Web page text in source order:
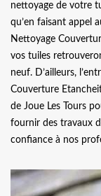
nettoyage de votre
qu’en faisant appel
Nettoyage
vos tuiles
neuf. D’ailleurs,
Couverture
de Joue Les Tours
fournir des travaux
confiance à nos